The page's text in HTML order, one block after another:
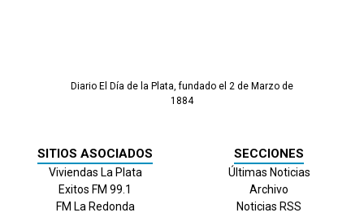
Diario El Día de la Plata, fundado el 2 de Marzo de
1884
SITIOS ASOCIADOS
Viviendas La Plata
Exitos FM 99.1
FM La Redonda
SECCIONES
Últimas Noticias
Archivo
Noticias RSS